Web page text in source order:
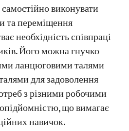
виконувати
та переміщення
необхідність співпраці
Його можна гнучко
ланцюговими талями
для задоволення
з різними робочими
що вимагає
навичок.